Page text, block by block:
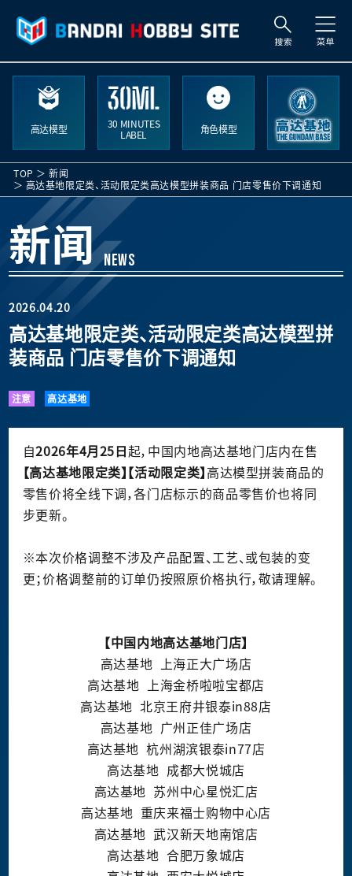
索
高达模型
30 MINUTES
LABEL
角色模型
TOP
新闻
高达基地限定类、活动限定类高达模型拼装商品 门店零售价下调通知
新闻 NEWS
2026.04.20
高达基地限定类、活动限定类高达模型拼
装商品 门店零售价下调通知
注意 高达基地
自2026年4月 25 日 起，中国内地高达基地门店内在售
【高达基地限定类】【活动限定类】 高达模型拼装商品的
零售价将全线下调，各门店标示的商品零售价也将同
步更新。
※本次价格调整不涉及产品配置、工艺、或包装的变
更；价格调整前的订单仍按照原价格执行，敬请理解。
【中国内地高达基地门店】
高达基地
上海正大广场店
高达基地
上海金桥啦啦宝都店
高达基地
北京王府井银泰in88店
高达基地
广州正佳广场店
高达基地
杭州湖滨银泰in77店
高达基地
成都大悦城店
高达基地
苏州中心星悦汇店
高达基地
重庆来福士购物中心店
高达基地
武汉新天地南馆店
高达基地
合肥万象城店